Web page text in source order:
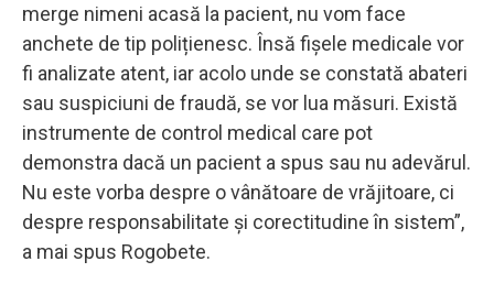
merge nimeni acasă la pacient, nu vom face
anchete de tip polițienesc. Însă fișele medicale vor
fi analizate atent, iar acolo unde se constată abateri
sau suspiciuni de fraudă, se vor lua măsuri. Există
instrumente de control medical care pot
demonstra dacă un pacient a spus sau nu adevărul.
Nu este vorba despre o vânătoare de vrăjitoare, ci
despre responsabilitate și corectitudine în sistem”,
a mai spus Rogobete.